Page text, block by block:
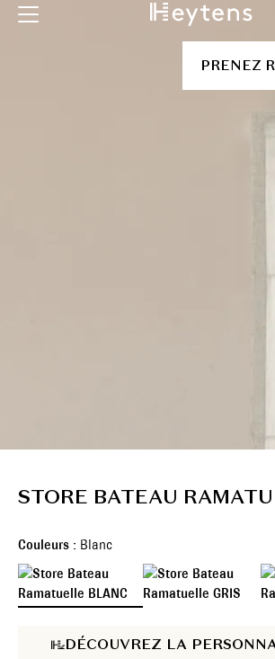
PRENEZ
STORE BATEAU
Couleurs : Blanc
DÉCOUVREZ LA